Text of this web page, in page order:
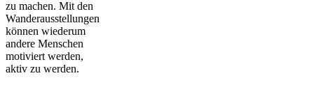
zu machen. Mit den
Wanderausstellungen
können wiederum
andere Menschen
motiviert werden,
aktiv zu werden.